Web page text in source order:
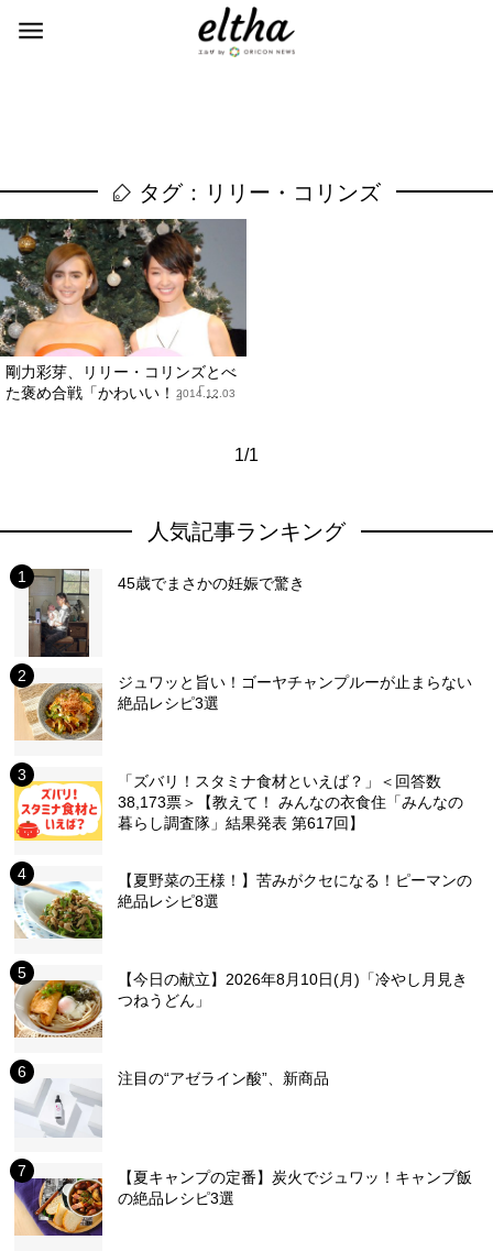
タグ：リリー・コリンズ
剛力彩芽、リリー・コリンズとべ
た褒め合戦「かわいい！」「...
2014.12.03
1/1
人気記事ランキング
45歳でまさかの妊娠で驚き
ジュワッと旨い！ゴーヤチャンプルーが止まらない
絶品レシピ3選
「ズバリ！スタミナ食材といえば？」＜回答数
38,173票＞【教えて！ みんなの衣食住「みんなの
暮らし調査隊」結果発表 第617回】
【夏野菜の王様！】苦みがクセになる！ピーマンの
絶品レシピ8選
【今日の献立】2026年8月10日(月)「冷やし月見き
つねうどん」
注目の“アゼライン酸”、新商品
【夏キャンプの定番】炭火でジュワッ！キャンプ飯
の絶品レシピ3選